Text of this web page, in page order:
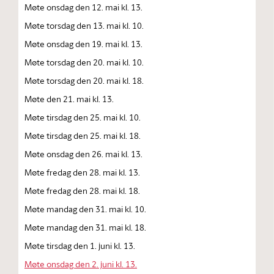
Møte onsdag den 12. mai kl. 13.
Møte torsdag den 13. mai kl. 10.
Møte onsdag den 19. mai kl. 13.
Møte torsdag den 20. mai kl. 10.
Møte torsdag den 20. mai kl. 18.
Møte den 21. mai kl. 13.
Møte tirsdag den 25. mai kl. 10.
Møte tirsdag den 25. mai kl. 18.
Møte onsdag den 26. mai kl. 13.
Møte fredag den 28. mai kl. 13.
Møte fredag den 28. mai kl. 18.
Møte mandag den 31. mai kl. 10.
Møte mandag den 31. mai kl. 18.
Møte tirsdag den 1. juni kl. 13.
Møte onsdag den 2. juni kl. 13.